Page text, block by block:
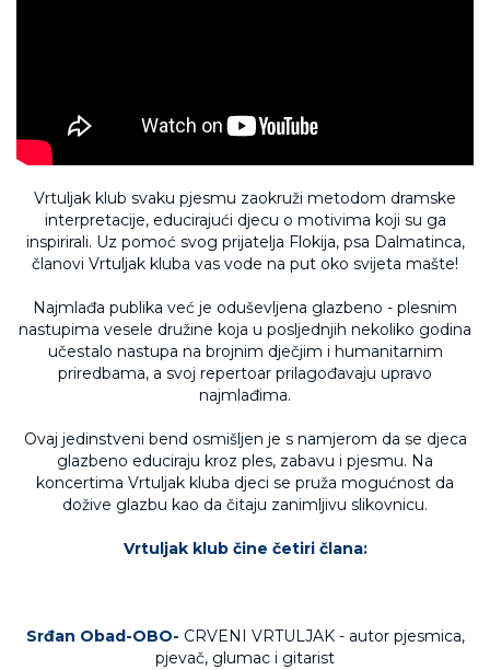
Vrtuljak klub svaku pjesmu zaokruži metodom dramske
interpretacije, educirajući djecu o motivima koji su ga
inspirirali. Uz pomoć svog prijatelja Flokija, psa Dalmatinca,
članovi Vrtuljak kluba vas vode na put oko svijeta mašte!
Najmlađa publika već je oduševljena glazbeno - plesnim
nastupima vesele družine koja u posljednjih nekoliko godina
učestalo nastupa na brojnim dječjim i humanitarnim
priredbama, a svoj repertoar prilagođavaju upravo
najmlađima.
Ovaj jedinstveni bend osmišljen je s namjerom da se djeca
glazbeno educiraju kroz ples, zabavu i pjesmu. Na
koncertima Vrtuljak kluba djeci se pruža mogućnost da
dožive glazbu kao da čitaju zanimljivu slikovnicu.
Vrtuljak klub čine četiri člana:
Srđan Obad-OBO- CRVENI VRTULJAK - autor pjesmica,
pjevač, glumac i gitarist